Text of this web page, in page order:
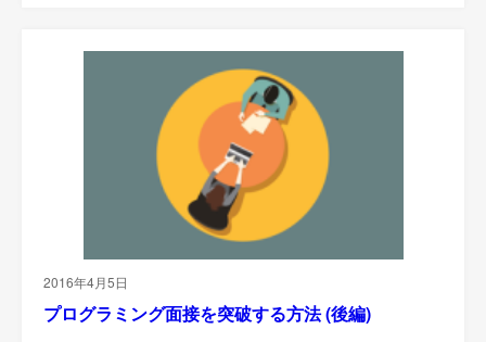
2016年4月5日
プログラミング面接を突破する方法 (後編)